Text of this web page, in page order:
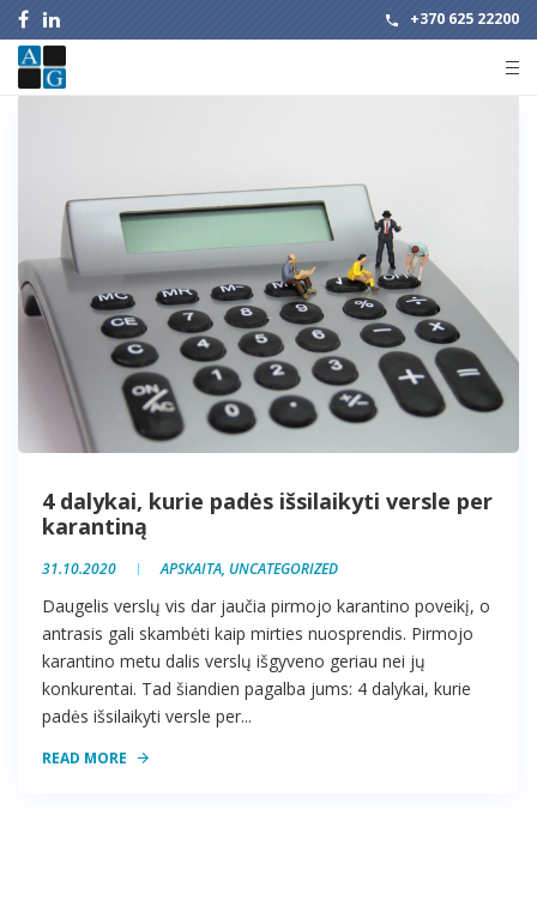
+370 625 22200
4 dalykai, kurie padės išsilaikyti versle per
karantiną
31.10.2020 APSKAITA, UNCATEGORIZED
Daugelis verslų vis dar jaučia pirmojo karantino poveikį, o
antrasis gali skambėti kaip mirties nuosprendis. Pirmojo
karantino metu dalis verslų išgyveno geriau nei jų
konkurentai. Tad šiandien pagalba jums: 4 dalykai, kurie
padės išsilaikyti versle per...
READ MORE